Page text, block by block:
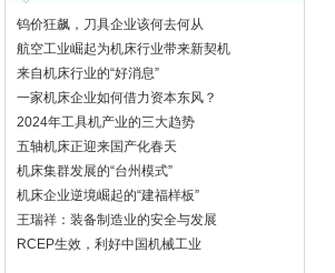
钨价狂飙，刀具企业该何去何从
航空工业崛起为机床行业带来新契机
来自机床行业的“好消息”
一家机床企业如何借力资本东风？
2024年工具机产业的三大趋势
五轴机床正迎来国产化春天
机床集群发展的“台州模式”
机床企业逆境崛起的“建福样板”
王瑞祥：装备制造业的安全与发展
RCEP生效，利好中国机械工业